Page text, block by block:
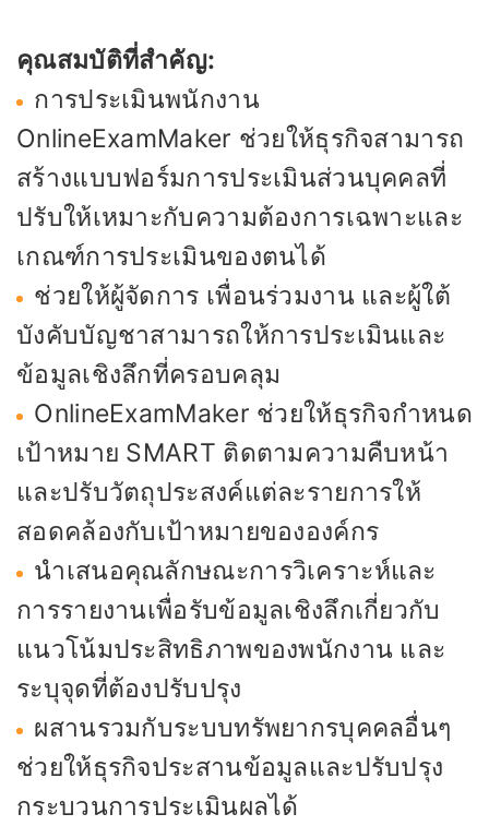
คุณสมบัติที่สำคัญ:
การประเมินพนักงาน
OnlineExamMaker ช่วยให้ธุรกิจสามารถ
สร้างแบบฟอร์มการประเมินส่วนบุคคลที่
ปรับให้เหมาะกับความต้องการเฉพาะและ
เกณฑ์การประเมินของตนได้
ช่วยให้ผู้จัดการ เพื่อนร่วมงาน และผู้ใต้
บังคับบัญชาสามารถให้การประเมินและ
ข้อมูลเชิงลึกที่ครอบคลุม
OnlineExamMaker ช่วยให้ธุรกิจกำหนด
เป้าหมาย SMART ติดตามความคืบหน้า
และปรับวัตถุประสงค์แต่ละรายการให้
สอดคล้องกับเป้าหมายขององค์กร
นำเสนอคุณลักษณะการวิเคราะห์และ
การรายงานเพื่อรับข้อมูลเชิงลึกเกี่ยวกับ
แนวโน้มประสิทธิภาพของพนักงาน และ
ระบุจุดที่ต้องปรับปรุง
ผสานรวมกับระบบทรัพยากรบุคคลอื่นๆ
ช่วยให้ธุรกิจประสานข้อมูลและปรับปรุง
กระบวนการประเมินผลได้